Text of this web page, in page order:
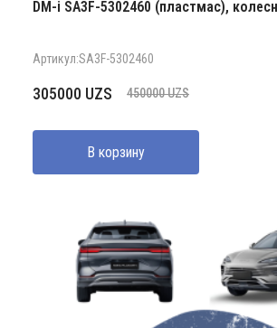
DM-i SA3F-5302460 (пластмас),
Артикул:SA3F-5302460
450000UZS
Первоначальная
составляла
450000 UZS.
305000 UZS
Текущая
305000 UZS.
В корзину